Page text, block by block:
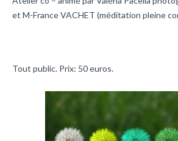
et M-France VACHET (méditation pleine
Tout public. Prix: 50 euros.